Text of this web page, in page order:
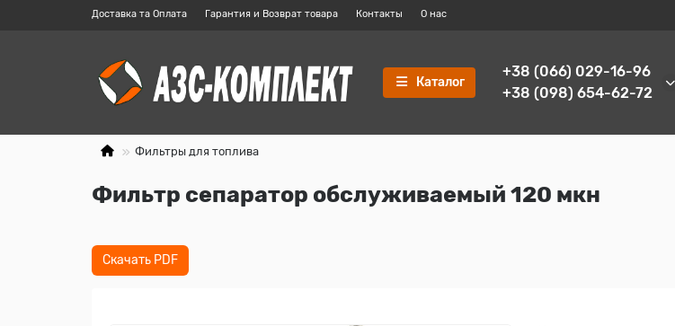
Доставка та Оплата Гарантия и Возврат товара Контакты О нас
Каталог
+38 (066) 029-16-96
+38 (098) 654-62-72
Фильтры для топлива
Фильтр сепаратор обслуживаемый 120 мкн
Скачать PDF